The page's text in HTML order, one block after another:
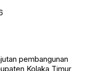
pembangunan
Kolaka Timur